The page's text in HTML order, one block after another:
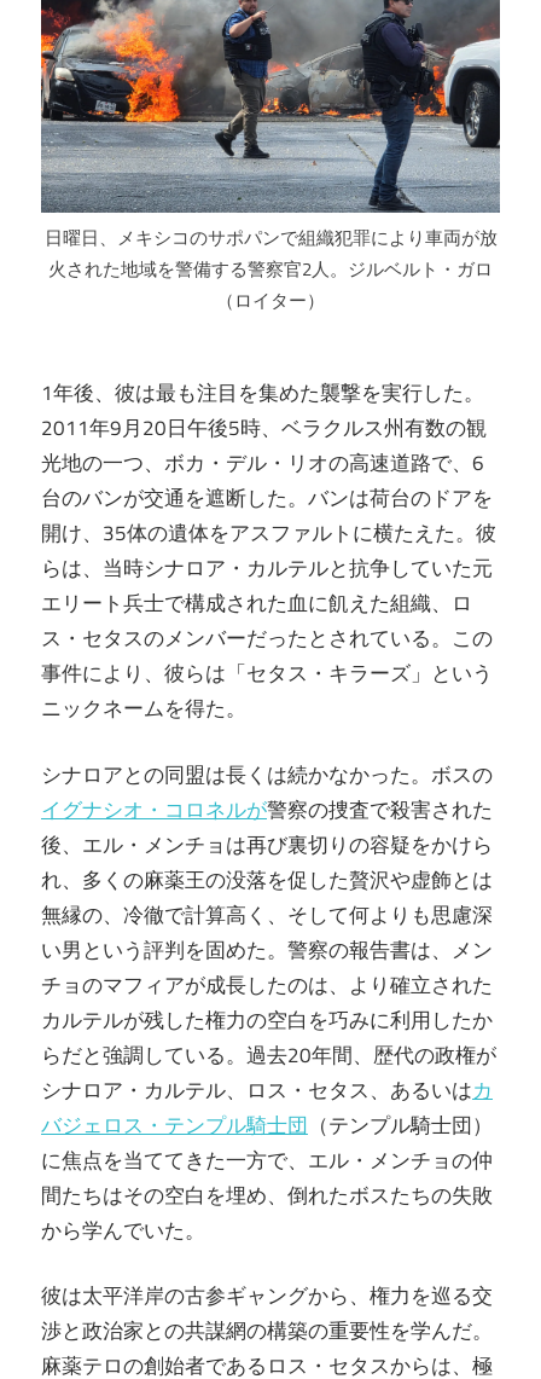
日曜日、メキシコのサポパンで組織犯罪により車両が放
火された地域を警備​​する警察官2人。ジルベルト・ガロ
（ロイター）
1年後、彼は最も注目を集めた襲撃を実行した。
2011年9月20日午後5時、ベラクルス州有数の観
光地の一つ、ボカ・デル・リオの高速道路で、6
台のバンが交通を遮断した。バンは荷台のドアを
開け、35体の遺体をアスファルトに横たえた。彼
らは、当時シナロア・カルテルと抗争していた元
エリート兵士で構成された血に飢えた組織、ロ
ス・セタスのメンバーだったとされている。この
事件により、彼らは「セタス・キラーズ」という
ニックネームを得た。
シナロアとの同盟は長くは続かなかった。ボスの
イグナシオ・コロネルが警察の捜査で殺害された
後、エル・メンチョは再び裏切りの容疑をかけら
れ、多くの麻薬王の没落を促した贅沢や虚飾とは
無縁の、冷徹で計算高く、そして何よりも思慮深
い男という評判を固めた。警察の報告書は、メン
チョのマフィアが成長したのは、より確立された
カルテルが残した権力の空白を巧みに利用したか
らだと強調している。過去20年間、歴代の政権が
シナロア・カルテル、ロス・セタス、あるいはカ
バジェロス・テンプル騎士団 （テンプル騎士団）
に焦点を当ててきた一方で、エル・メンチョの仲
間たちはその空白を埋め、倒れたボスたちの失敗
から学んでいた。
彼は太平洋岸の古参ギャングから、権力を巡る交
渉と政治家との共謀網の構築の重要性を学んだ。
麻薬テロの創始者であるロス・セタスからは、極